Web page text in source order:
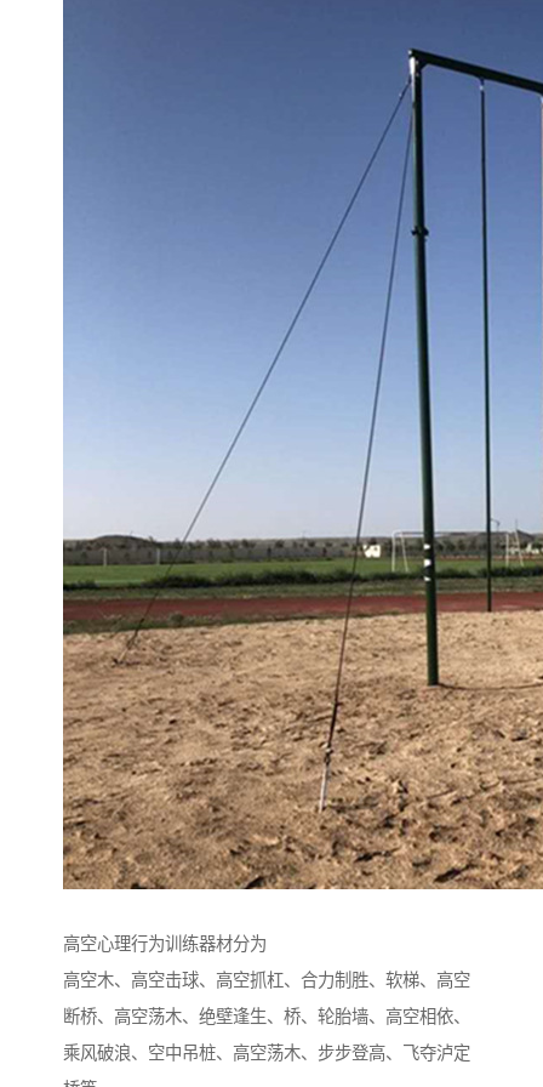
高空心理行为训练器材分为
高空木、高空击球、高空抓杠、合力制胜、软梯、高空
断桥、高空荡木、绝壁逢生、桥、轮胎墙、高空相依、
乘风破浪、空中吊桩、高空荡木、步步登高、飞夺泸定